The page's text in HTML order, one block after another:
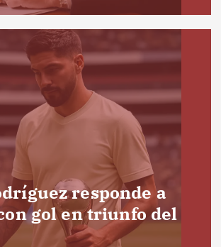
responde a
gol en triunfo del